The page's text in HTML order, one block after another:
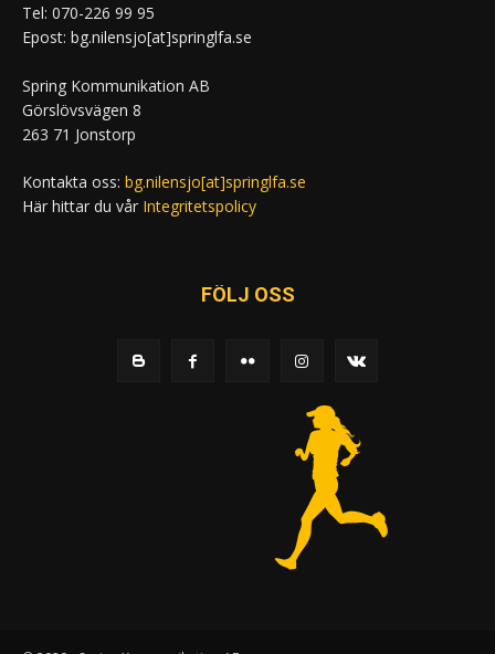
Tel: 070-226 99 95
Epost: bg.nilensjo[at]springlfa.se
Spring Kommunikation AB
Görslövsvägen 8
263 71 Jonstorp
Kontakta oss: bg.nilensjo[at]springlfa.se
Här hittar du vår Integritetspolicy
FÖLJ OSS